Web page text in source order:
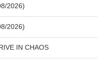
2026)
2026)
IN CHAOS